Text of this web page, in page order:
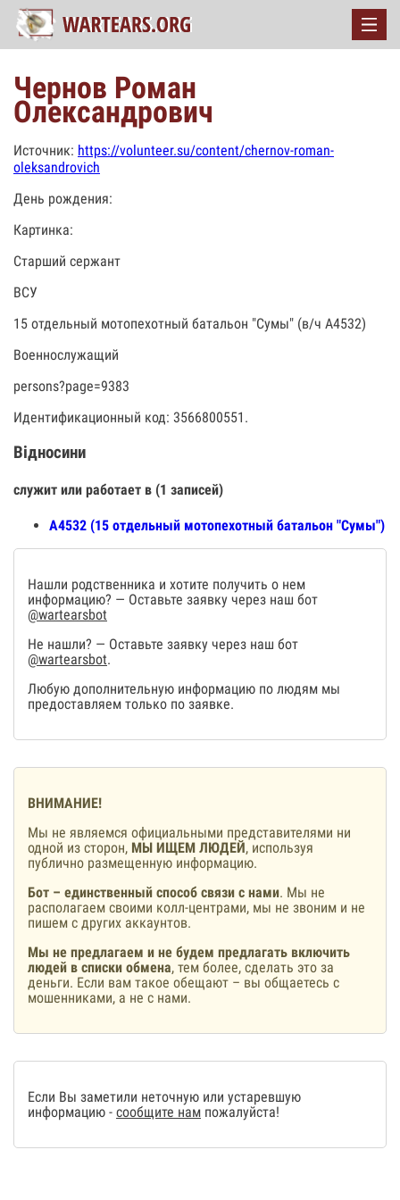
Чернов Роман
Олександрович
Источник: https://volunteer.su/content/chernov-roman-
oleksandrovich
День рождения:
Картинка:
Старший сержант
ВСУ
15 отдельный мотопехотный батальон "Сумы" (в/ч А4532)
Военнослужащий
persons?page=9383
Идентификационный код: 3566800551.
Відносини
служит или работает в (1 записей)
А4532 (15 отдельный мотопехотный батальон "Сумы")
Нашли родственника и хотите получить о нем
информацию? — Оставьте заявку через наш бот
@wartearsbot
Не нашли? — Оставьте заявку через наш бот
@wartearsbot.
Любую дополнительную информацию по людям мы
предоставляем только по заявке.
ВНИМАНИЕ!
Мы не являемся официальными представителями ни
одной из сторон, МЫ ИЩЕМ ЛЮДЕЙ, используя
публично размещенную информацию.
Бот – единственный способ связи с нами. Мы не
располагаем своими колл-центрами, мы не звоним и не
пишем с других аккаунтов.
Мы не предлагаем и не будем предлагать включить
людей в списки обмена, тем более, сделать это за
деньги. Если вам такое обещают – вы общаетесь с
мошенниками, а не с нами.
Если Вы заметили неточную или устаревшую
информацию - сообщите нам пожалуйста!